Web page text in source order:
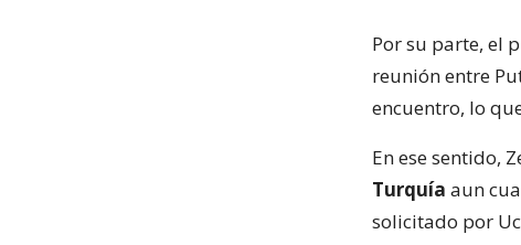
Por su parte, el
reunión entre
encuentro, lo
En ese sentido,
Turquía aun
solicitado por